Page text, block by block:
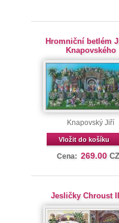
Hromniční betlém
Knapovského
Knapovský Jiří
Vložit do košíku
Cena: 269.00
Jesličky Chroust